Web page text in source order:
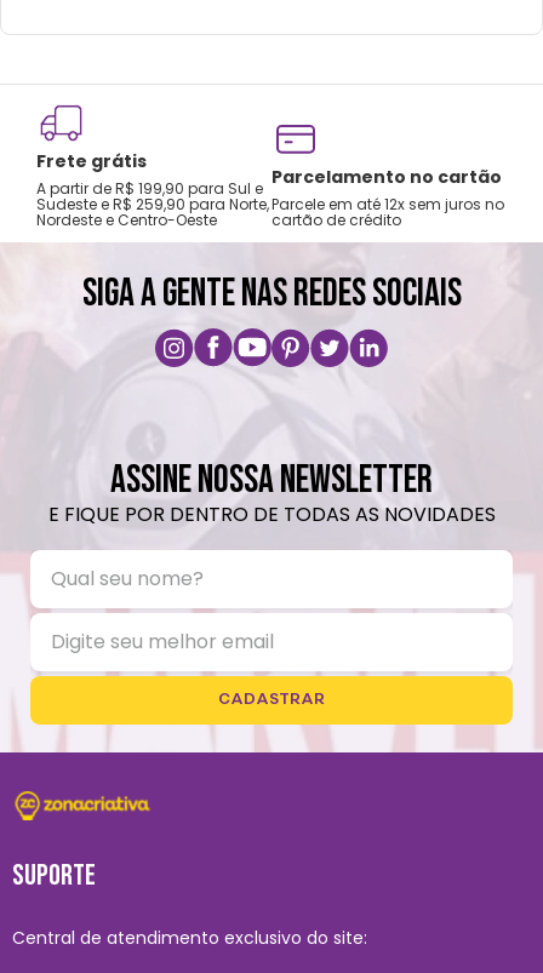
Frete grátis
A partir de R$ 199,90 para Sul e
Sudeste e R$ 259,90 para Norte,
Nordeste e Centro-Oeste
Parcelamento no cartão
Parcele em até 12x sem juros no
cartão de crédito
SIGA A GENTE NAS REDES SOCIAIS
ASSINE NOSSA NEWSLETTER
E FIQUE POR DENTRO DE TODAS AS NOVIDADES
CADASTRAR
SUPORTE
Central de atendimento exclusivo do site: